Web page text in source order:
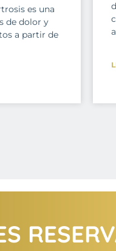
es una
de dolor y
a partir de